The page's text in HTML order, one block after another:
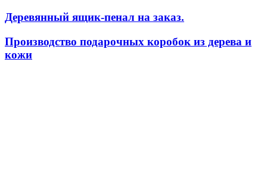
Деревянный ящик-пенал на заказ.
Производство подарочных коробок из дерева и
кожи